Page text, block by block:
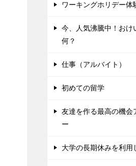
ワーキングホリデー体
今、人気沸騰中！おけ
何？
仕事（アルバイト）
初めての留学
友達を作る最高の機会
ー
大学の長期休みを利用